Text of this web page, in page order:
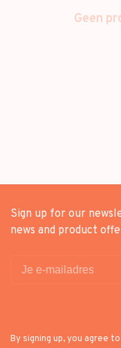
Geen
Sign up for our
news and product
By signing up, you agree